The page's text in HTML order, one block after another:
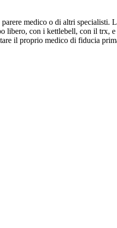
medico o di altri specialisti.
con i kettlebell, con il trx,
il proprio medico di fiducia